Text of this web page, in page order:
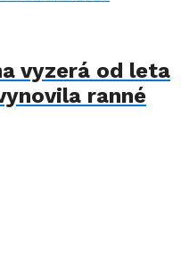
vyzerá od leta
ranné